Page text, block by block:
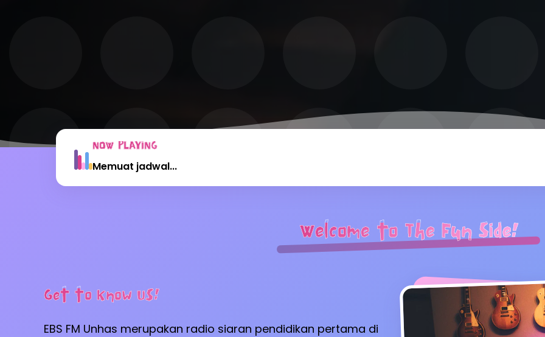
NOW PLAYING
Memuat jadwal...
Welcome to The Fun Side!
Get to Know Us!
EBS FM Unhas merupakan radio siaran pendidikan pertama di